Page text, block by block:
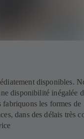
disponibles.
disponibilité inégalée
les formes de
dans des délais très